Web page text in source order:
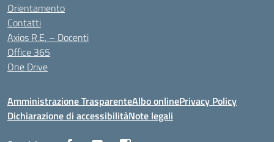
Orientamento
Contatti
Axios R.E. – Docenti
Office 365
One Drive
Amministrazione TrasparenteAlbo onlinePrivacy Policy
Dichiarazione di accessibilitàNote legali